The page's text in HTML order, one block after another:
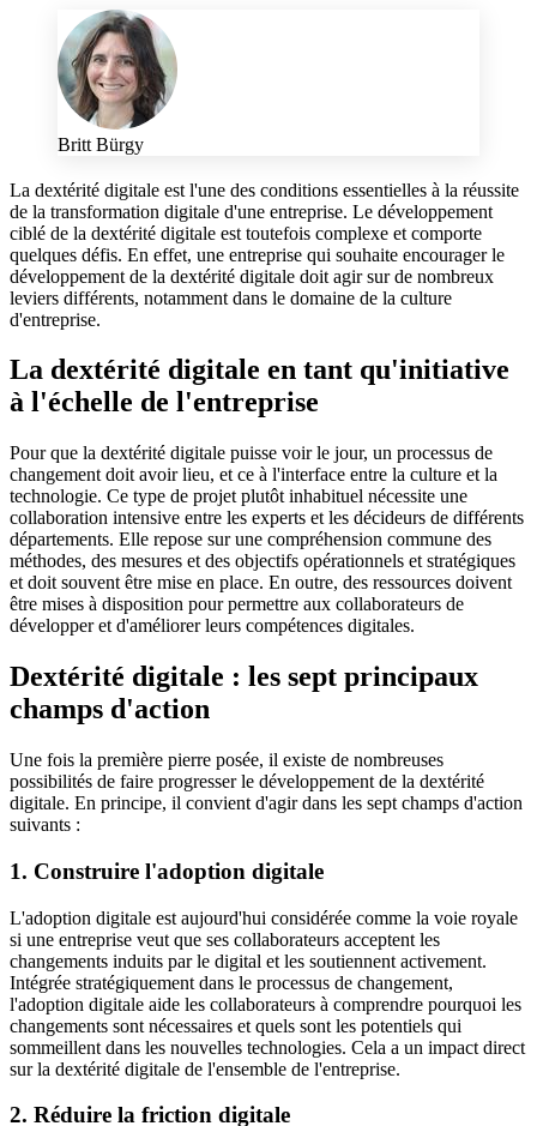
Britt Bürgy
La dextérité digitale est l'une des conditions essentielles à la réussite
de la transformation digitale d'une entreprise. Le développement
ciblé de la dextérité digitale est toutefois complexe et comporte
quelques défis. En effet, une entreprise qui souhaite encourager le
développement de la dextérité digitale doit agir sur de nombreux
leviers différents, notamment dans le domaine de la culture
d'entreprise.
La dextérité digitale en tant qu'initiative
à l'échelle de l'entreprise
Pour que la dextérité digitale puisse voir le jour, un processus de
changement doit avoir lieu, et ce à l'interface entre la culture et la
technologie. Ce type de projet plutôt inhabituel nécessite une
collaboration intensive entre les experts et les décideurs de différents
départements. Elle repose sur une compréhension commune des
méthodes, des mesures et des objectifs opérationnels et stratégiques
et doit souvent être mise en place. En outre, des ressources doivent
être mises à disposition pour permettre aux collaborateurs de
développer et d'améliorer leurs compétences digitales.
Dextérité digitale : les sept principaux
champs d'action
Une fois la première pierre posée, il existe de nombreuses
possibilités de faire progresser le développement de la dextérité
digitale. En principe, il convient d'agir dans les sept champs d'action
suivants :
1. Construire l'adoption digitale
L'adoption digitale est aujourd'hui considérée comme la voie royale
si une entreprise veut que ses collaborateurs acceptent les
changements induits par le digital et les soutiennent activement.
Intégrée stratégiquement dans le processus de changement,
l'adoption digitale aide les collaborateurs à comprendre pourquoi les
changements sont nécessaires et quels sont les potentiels qui
sommeillent dans les nouvelles technologies. Cela a un impact direct
sur la dextérité digitale de l'ensemble de l'entreprise.
2. Réduire la friction digitale